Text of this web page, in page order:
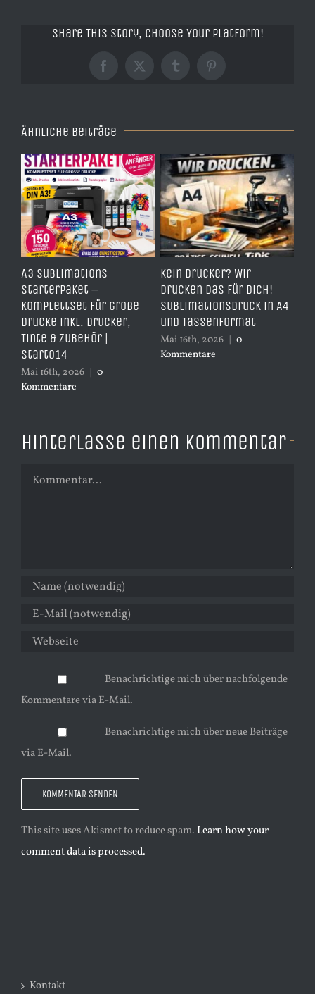
Share This Story, Choose Your Platform!
Facebook
X TumblrPinterest
Ähnliche Beiträge
Kein Drucker? Wir
drucken das für dich!
Sublimationsdruck in A4
und Tassenformat
Mai 16th, 2026
Kommentare
TDH951Y- Best Price
Ersatzpatrone – yellow
– mit 17ml Inhalt
ersetzt CN048A
April 4th, 2026
Kommentare
Hinterlasse einen Kommentar
Kommentar
Benachrichtige mich über nachfolgende
Kommentare via E-Mail.
Benachrichtige mich über neue Beiträge
via E-Mail.
This site uses Akismet to reduce spam. Learn how your
comment data is processed.
Kontakt